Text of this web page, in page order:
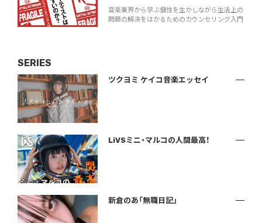
音楽業界から学ぶ個性を生かしながら生活上の
問題の解決をはかるためのカウンセリング入門
SERIES
ツクヨミ ケイコ音楽エッセイ
LiVSミニ・マルコの人間最高！
新倉のあ「無職日記」